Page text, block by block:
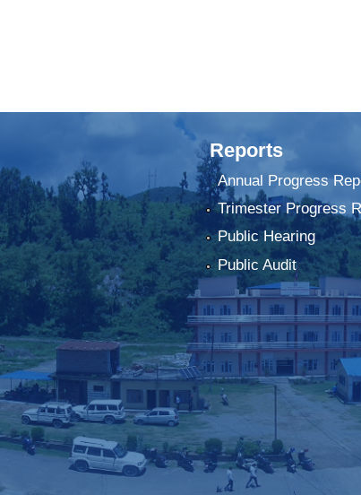
Reports
Annual Progress
Trimester Progress
Public Hearing
Public Audit